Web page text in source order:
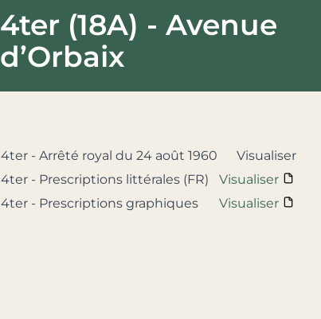
4ter (18A) - Avenue
d’Orbaix
4ter - Arrêté royal du 24 août 1960
Visualiser
4ter - Prescriptions littérales (FR)
Visualiser
4ter - Prescriptions graphiques
Visualiser